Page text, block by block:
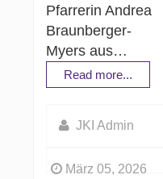
Pfarrerin Andrea
Braunberger-
Myers aus…
Read more...
JKI Admin
März 05, 2026